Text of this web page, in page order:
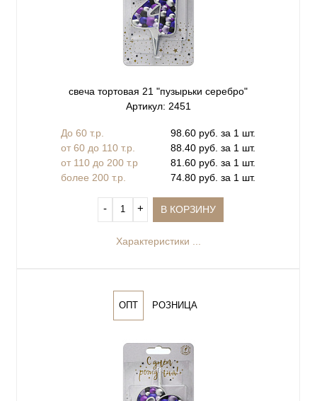
свеча тортовая 21 "пузырьки серебро"
Артикул: 2451
До 60 т.р.
98.60 руб. за 1 шт.
от 60 до 110 т.р.
88.40 руб. за 1 шт.
от 110 до 200 т.р
81.60 руб. за 1 шт.
более 200 т.р.
74.80 руб. за 1 шт.
‐ + В КОРЗИНУ
Характеристики ...
ОПТ РОЗНИЦА